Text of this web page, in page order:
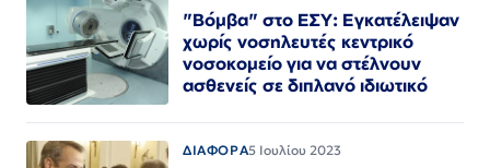
"Βόμβα" στο ΕΣΥ: Εγκατέλειψαν
χωρίς νοσηλευτές κεντρικό
νοσοκομείο για να στέλνουν
ασθενείς σε διπλανό ιδιωτικό
ΔΙΑΦΟΡΑ5 Ιουλίου 2023